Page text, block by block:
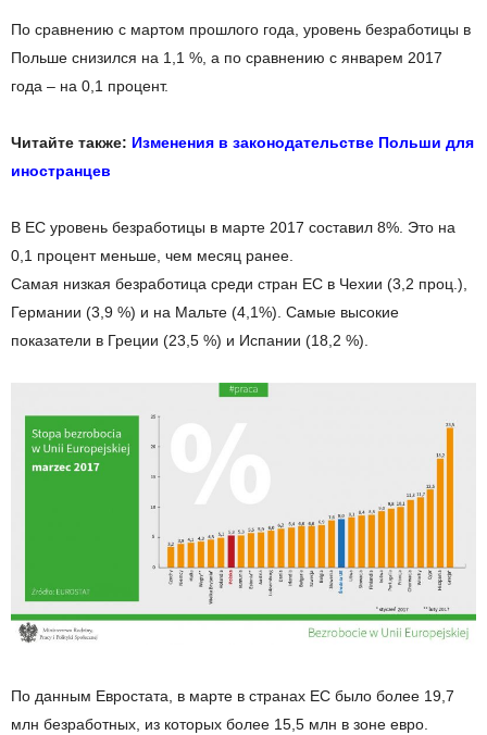
По сравнению с мартом прошлого года, уровень безработицы в
Польше снизился на 1,1 %, а по сравнению с январем 2017
года – на 0,1 процент.
Читайте также: Изменения в законодательстве Польши для
иностранцев
В ЕС уровень безработицы в марте 2017 составил 8%. Это на
0,1 процент меньше, чем месяц ранее.
Самая низкая безработица среди стран ЕС в Чехии (3,2 проц.),
Германии (3,9 %) и на Мальте (4,1%). Самые высокие
показатели в Греции (23,5 %) и Испании (18,2 %).
По данным Евростата, в марте в странах ЕС было более 19,7
млн безработных, из которых более 15,5 млн в зоне евро.